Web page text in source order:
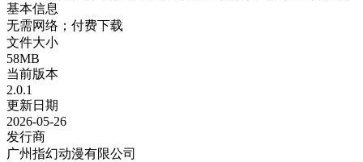
基本信息
无需网络；付费下载
文件大小
58MB
当前版本
2.0.1
更新日期
2026-05-26
发行商
广州指幻动漫有限公司